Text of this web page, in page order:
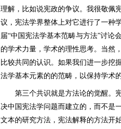
理解，比如说宪政的争议。我很敬佩
议，宪法学界整体上对它进行了一种
届“中国宪法学基本范畴与方法”讨论
的学术力量，学术的理性思考。当然
比较共同的认识。如果我们进一步挖
法学基本元素的的范畴，以保持学术的
第三个共识就是方法论的觉醒。
决中国宪法学问题而建立的，而不是
文本的研究方法，宪法解释的方法开